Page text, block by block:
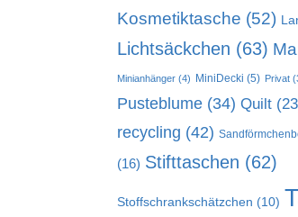
Kosmetiktasche (52)
Lichtsäckchen (63)
Minianhänger(4) MiniDecki (5) Privat
Pusteblume(34) Quilt
recycling (42)
(16) Stifttaschen (62)
Stoffschrankschätzchen (10)